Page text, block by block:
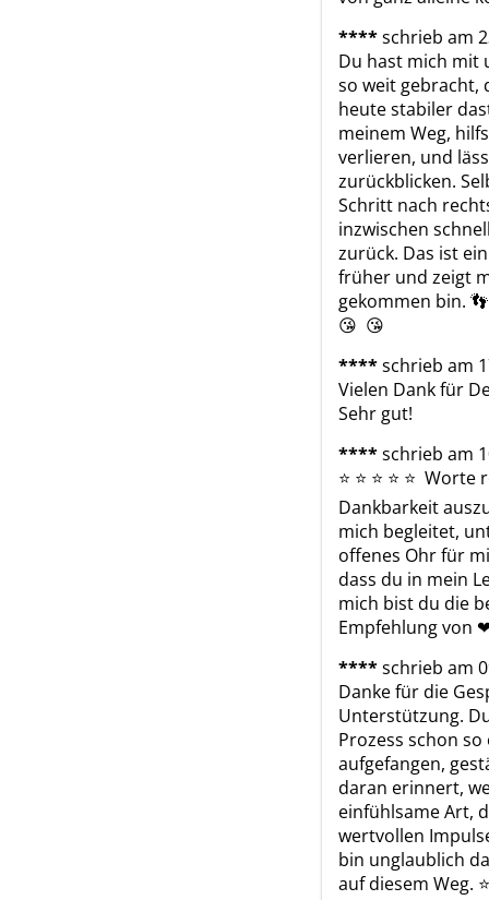
****schrieb am
Du hast mich mit
so weit gebracht,
heute stabiler
meinem Weg,
verlieren, und
zurückblicken.
Schritt nach
inzwischen
zurück. Das ist
früher und zeigt
gekommen bin.
😘  😘
****schrieb am
Vielen Dank für
Sehr gut!
****schrieb am
⭐ ️⭐ ️⭐ ️⭐ ️⭐
Dankbarkeit
mich begleitet,
offenes Ohr für
dass du in mein
mich bist du die
Empfehlung von
****schrieb am
Danke für die
Unterstützung.
Prozess schon
aufgefangen,
daran erinnert,
einfühlsame Art,
wertvollen
bin unglaublich
auf diesem Weg.